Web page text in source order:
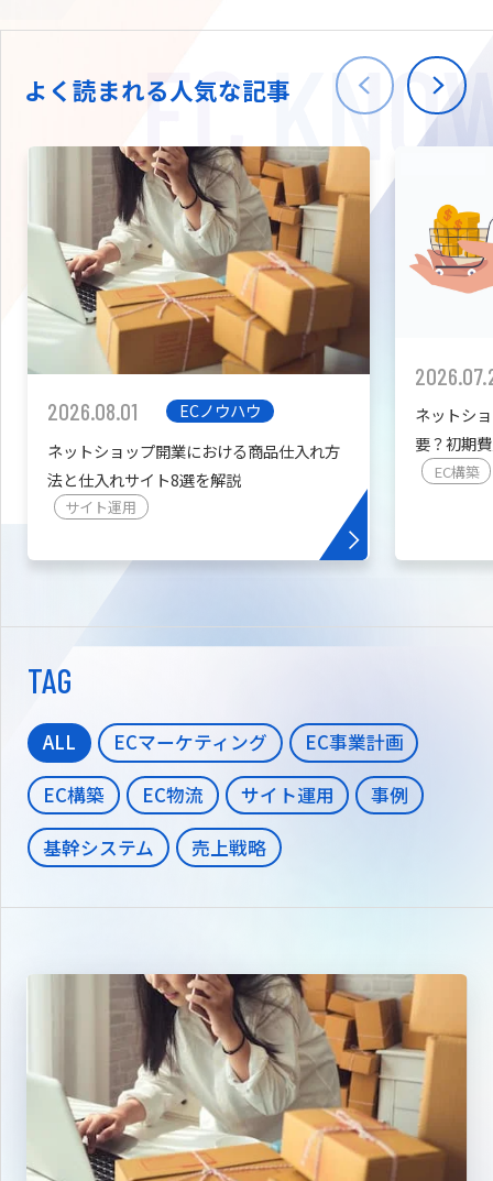
海外進出・現地
W2
拡張プラグイン一覧
カスタマイズ開発
会社情報
TW
よく読まれる人気な記事
2026.08.01
ECノウハウ
ネットショップ開業における商品仕入れ方
法と仕入れサイト8選を解説
サイト運用
ネットシ
要？初期
を紹介
EC構築
TAG
ALL ECマーケティング
EC事業計画
EC構築
EC物流 サイト運用
事例
基幹システム
売上戦略